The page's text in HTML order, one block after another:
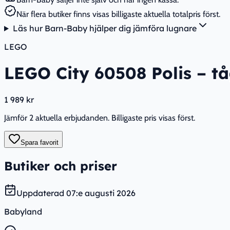
När flera butiker finns visas billigaste aktuella totalpris först.
Läs hur Barn-Baby hjälper dig jämföra lugnare
LEGO
LEGO City 60508 Polis –
1 989 kr
Jämför 2 aktuella erbjudanden. Billigaste pris visas först.
Spara favorit
Butiker och priser
Uppdaterad 07:e augusti 2026
Babyland